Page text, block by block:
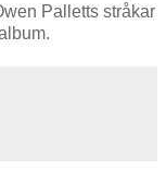
Palletts stråkar